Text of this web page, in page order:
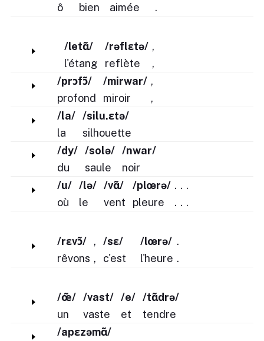
ô
bien
aimée
.
/letɑ̃/
l'étang
/rəflɛtə/
reflète
,
,
/prɔfɔ̃/
profond
/mirwar/
miroir
,
,
/la/
la
/silu.ɛtə/
silhouette
/dy/
du
/solə/
saule
/nwar/
noir
/u/
où
/lə/
le
/vɑ̃/
vent
/plœrə/
pleure
.
.
.
.
.
.
/rɛvɔ̃/
rêvons
,
,
/sε/
c'est
/lœrə/
l'heure
.
.
/œ̃/
un
/vast/
vaste
/e/
et
/tɑ̃drə/
tendre
/apɛzəmɑ̃/